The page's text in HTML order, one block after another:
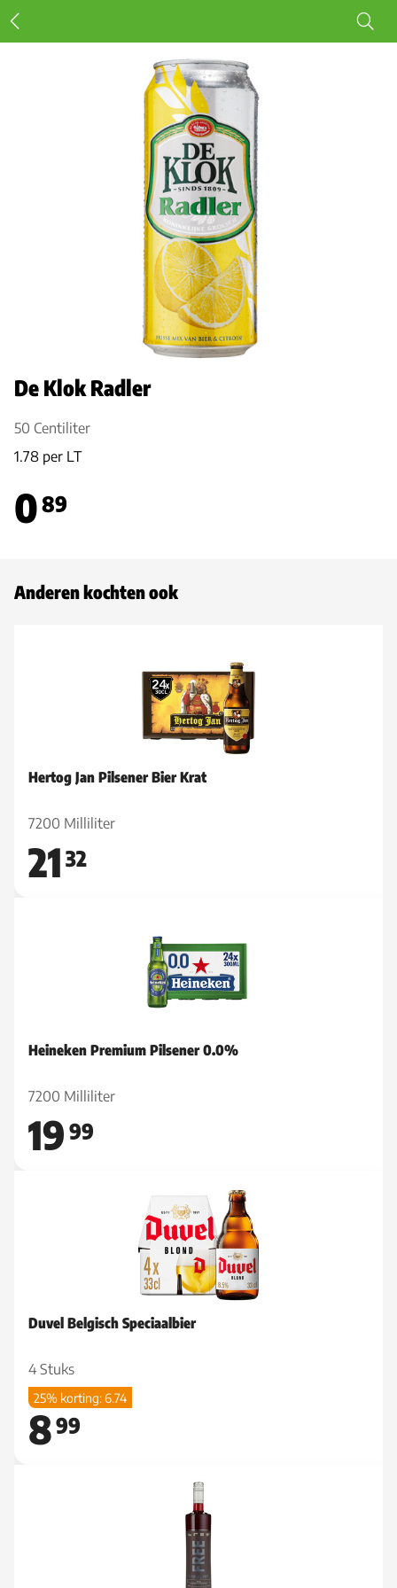
De Klok Radler
50 Centiliter
1.78 per LT
089
Anderen kochten ook
Hertog Jan Pilsener Bier Krat
7200 Milliliter
21 32
Heineken Premium Pilsener 0.0%
7200 Milliliter
19 99
Duvel Belgisch Speciaalbier
4 Stuks
25% korting: 6.74
899